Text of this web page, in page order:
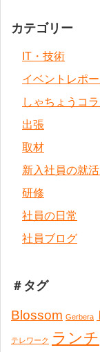
カテゴリー
IT・技術
イベントレポー
しゃちょうコ
出張
取材
新入社員の就
研修
社員の日常
社員ブログ
＃タグ
Blossom Gerbera
テレワーク ランチ